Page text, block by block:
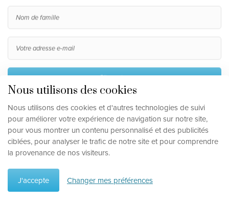
Nous utilisons des cookies
Nous utilisons des cookies et d'autres technologies de suivi
pour améliorer votre expérience de navigation sur notre site,
pour vous montrer un contenu personnalisé et des publicités
ciblées, pour analyser le trafic de notre site et pour comprendre
la provenance de nos visiteurs.
J'accepte Changer mes préférences
S'inscrire
En m'inscrivant, j'accepte le traitement de mes données
personnelles, telles que décrites dans laclause de
confidentialité.
Mettre à jour les préférences de cookies